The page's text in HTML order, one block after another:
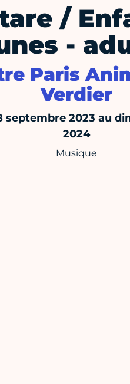
/
-
Paris
Verdier
septembre 2023 au
2024
Musique